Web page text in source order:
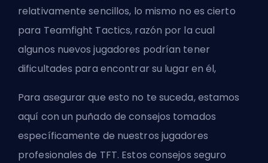
relativamente sencillos, lo mismo no es cierto
para Teamfight Tactics, razón por la cual
algunos nuevos jugadores podrían tener
dificultades para encontrar su lugar en él,
Para asegurar que esto no te suceda, estamos
aquí con un puñado de consejos tomados
específicamente de nuestros jugadores
profesionales de TFT. Estos consejos seguro